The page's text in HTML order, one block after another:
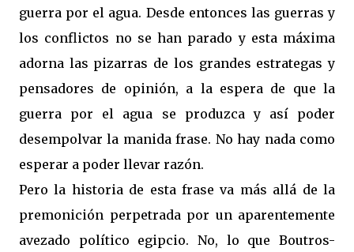
guerra por el agua. Desde entonces las guerras y
los conflictos no se han parado y esta máxima
adorna las pizarras de los grandes estrategas y
pensadores de opinión, a la espera de que la
guerra por el agua se produzca y así poder
desempolvar la manida frase. No hay nada como
esperar a poder llevar razón.
Pero la historia de esta frase va más allá de la
premonición perpetrada por un aparentemente
avezado político egipcio. No, lo que Boutros-